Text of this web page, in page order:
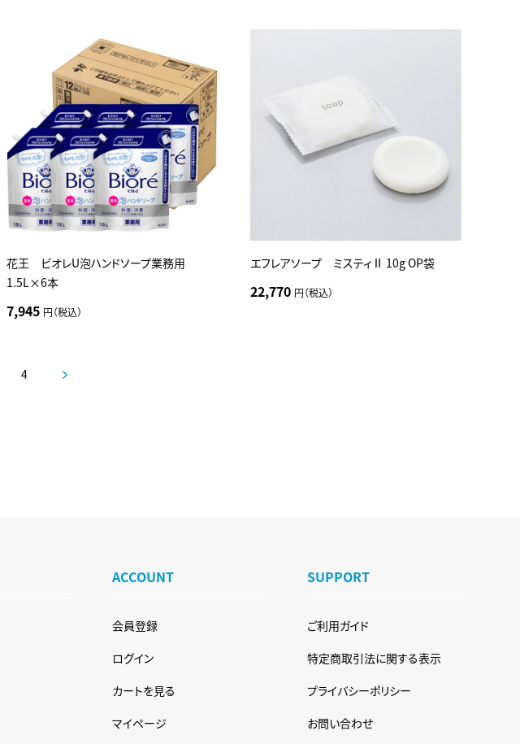
花王 ビオレU泡ハンドソープ業務用
1.5L×6本
7,945 円（税込）
エフレアソープ ミスティⅡ 10g OP袋
22,770 円（税込）
4
ACCOUNT
会員登録
ログイン
カートを見る
マイページ
SUPPORT
ご利用ガイド
特定商取引法に関する表示
プライバシーポリシー
お問い合わせ